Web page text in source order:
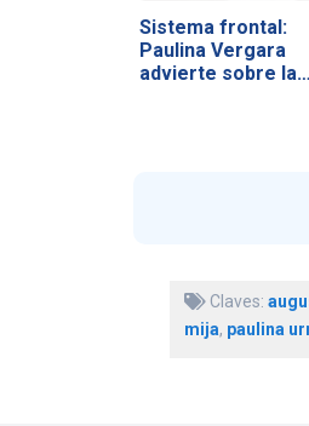
Sistema frontal:
Paulina Vergara
advierte sobre la…
Claves:
mija, paulina